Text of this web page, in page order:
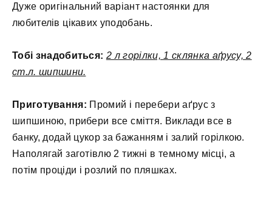
Дуже оригінальний варіант настоянки для
любителів цікавих уподобань.
Тобі знадобиться: 2 л горілки, 1 склянка аґрусу, 2
ст.л. шипшини.
Приготування: Промий і перебери аґрус з
шипшиною, прибери все сміття. Виклади все в
банку, додай цукор за бажанням і залий горілкою.
Наполягай заготівлю 2 тижні в темному місці, а
потім проціди і розлий по пляшках.